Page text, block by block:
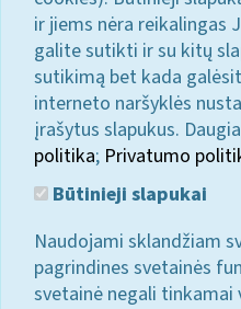
ir jiems nėra reikalingas
galite sutikti ir su kitų
sutikimą bet kada
interneto naršyklės
įrašytus slapukus.
politika; Privatumo
Būtinieji slapukai
Naudojami sklandžiam
pagrindines svetainės
svetainė negali tinkamai